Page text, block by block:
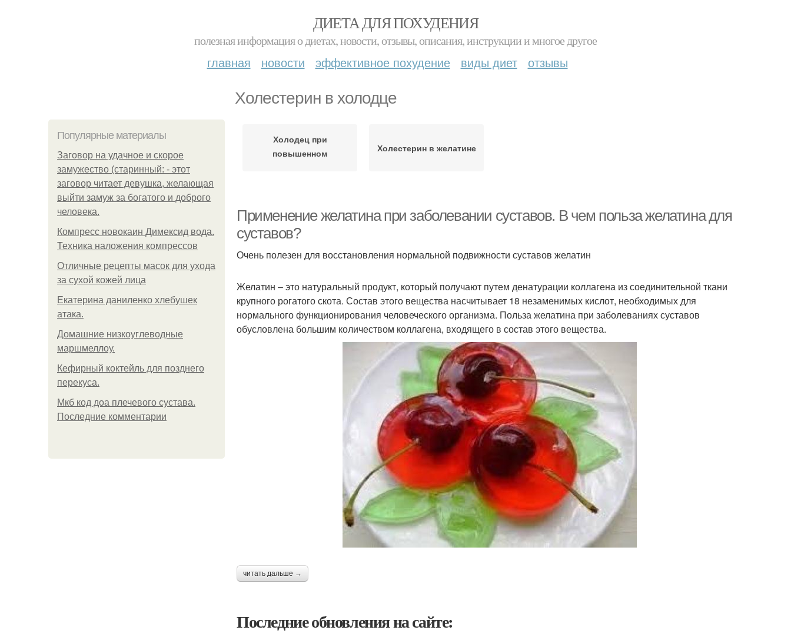
ДИЕТА ДЛЯ ПОХУДЕНИЯ
полезная информация о диетах, новости, отзывы, описания, инструкции и многое другое
главная новости эффективное похудение виды диет отзывы
Холестерин в холодце
Популярные материалы
Заговор на удачное и скорое
замужество (старинный: - этот
заговор читает девушка, желающая
выйти замуж за богатого и доброго
человека.
Компресс новокаин Димексид вода.
Техника наложения компрессов
Отличные рецепты масок для ухода
за сухой кожей лица
Екатерина даниленко хлебушек
атака.
Домашние низкоуглеводные
маршмеллоу.
Кефирный коктейль для позднего
перекуса.
Мкб код доа плечевого сустава.
Последние комментарии
Холодец при
повышенном
Холестерин в желатине
Применение желатина при заболевании суставов. В чем польза желатина для
суставов?
Очень полезен для восстановления нормальной подвижности суставов желатин
Желатин – это натуральный продукт, который получают путем денатурации коллагена из соединительной ткани
крупного рогатого скота. Состав этого вещества насчитывает 18 незаменимых кислот, необходимых для
нормального функционирования человеческого организма. Польза желатина при заболеваниях суставов
обусловлена большим количеством коллагена, входящего в состав этого вещества.
читать дальше →
Последние обновления на сайте: